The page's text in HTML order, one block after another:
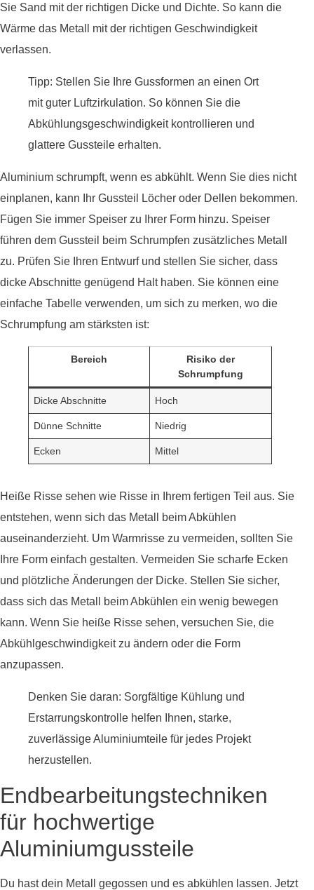
Sie Sand mit der richtigen Dicke und Dichte. So kann die
Wärme das Metall mit der richtigen Geschwindigkeit
verlassen.
Tipp: Stellen Sie Ihre Gussformen an einen Ort
mit guter Luftzirkulation. So können Sie die
Abkühlungsgeschwindigkeit kontrollieren und
glattere Gussteile erhalten.
Aluminium schrumpft, wenn es abkühlt. Wenn Sie dies nicht
einplanen, kann Ihr Gussteil Löcher oder Dellen bekommen.
Fügen Sie immer Speiser zu Ihrer Form hinzu. Speiser
führen dem Gussteil beim Schrumpfen zusätzliches Metall
zu. Prüfen Sie Ihren Entwurf und stellen Sie sicher, dass
dicke Abschnitte genügend Halt haben. Sie können eine
einfache Tabelle verwenden, um sich zu merken, wo die
Schrumpfung am stärksten ist:
Bereich
Risiko der
Schrumpfung
Dicke Abschnitte Hoch
Dünne Schnitte Niedrig
Ecken Mittel
Heiße Risse sehen wie Risse in Ihrem fertigen Teil aus. Sie
entstehen, wenn sich das Metall beim Abkühlen
auseinanderzieht. Um Warmrisse zu vermeiden, sollten Sie
Ihre Form einfach gestalten. Vermeiden Sie scharfe Ecken
und plötzliche Änderungen der Dicke. Stellen Sie sicher,
dass sich das Metall beim Abkühlen ein wenig bewegen
kann. Wenn Sie heiße Risse sehen, versuchen Sie, die
Abkühlgeschwindigkeit zu ändern oder die Form
anzupassen.
Denken Sie daran: Sorgfältige Kühlung und
Erstarrungskontrolle helfen Ihnen, starke,
zuverlässige Aluminiumteile für jedes Projekt
herzustellen.
Endbearbeitungstechniken
für hochwertige
Aluminiumgussteile
Du hast dein Metall gegossen und es abkühlen lassen. Jetzt